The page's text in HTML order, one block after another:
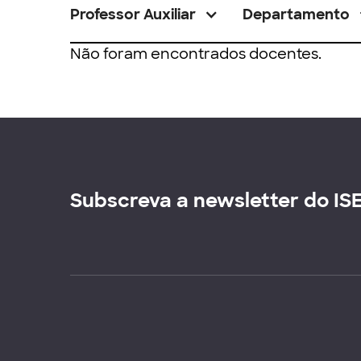
Professor Auxiliar Departamento
Não foram encontrados docentes.
Subscreva a newsletter do